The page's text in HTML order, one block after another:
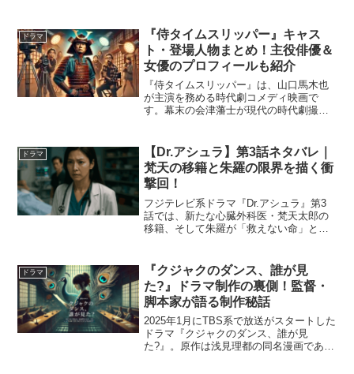
ます。本記事では、『アンダーニンジ
ャ』の...
ドラマ
『侍タイムスリッパー』キャス
ト・登場人物まとめ！主役俳優＆
女優のプロフィールも紹介
『侍タイムスリッパー』は、山口馬木也
が主演を務める時代劇コメディ映画で
す。幕末の会津藩士が現代の時代劇撮影
ます。この記事では、映画のキャストと
登場人物を詳しく紹介し、主...
ドラマ
【Dr.アシュラ】第3話ネタバレ｜
梵天の移籍と朱羅の限界を描く衝
撃回！
フジテレビ系ドラマ『Dr.アシュラ』第3
話では、新たな心臓外科医・梵天太郎の
移籍、そして朱羅が「救えない命」と向
念を貫く朱羅の医師としての姿勢と、裏
切りや策略が交錯する...
ドラマ
『クジャクのダンス、誰が見
た?』ドラマ制作の裏側！監督・
脚本家が語る制作秘話
2025年1月にTBS系で放送がスタートした
ドラマ『クジャクのダンス、誰が見
た?』。原作は浅見理都の同名漫画であ